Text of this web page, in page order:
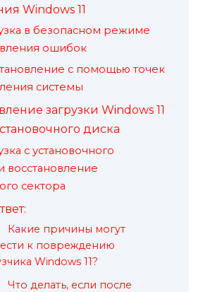
Windows 11
в безопасном режиме
ошибок
с помощью точек
системы
загрузки Windows 11
диска
с установочного
восстановление
сектора
Какие причины могут
к повреждению
Windows 11?
Что делать, если после